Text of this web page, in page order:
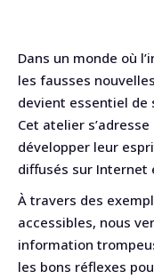
Dans un monde où
les fausses
devient essentiel de
Cet atelier
développer leur
diffusés sur Internet
À travers des
accessibles, nous
information
les bons réflexes